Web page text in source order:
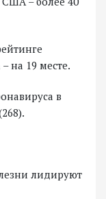
на 19 месте.
в
лидируют